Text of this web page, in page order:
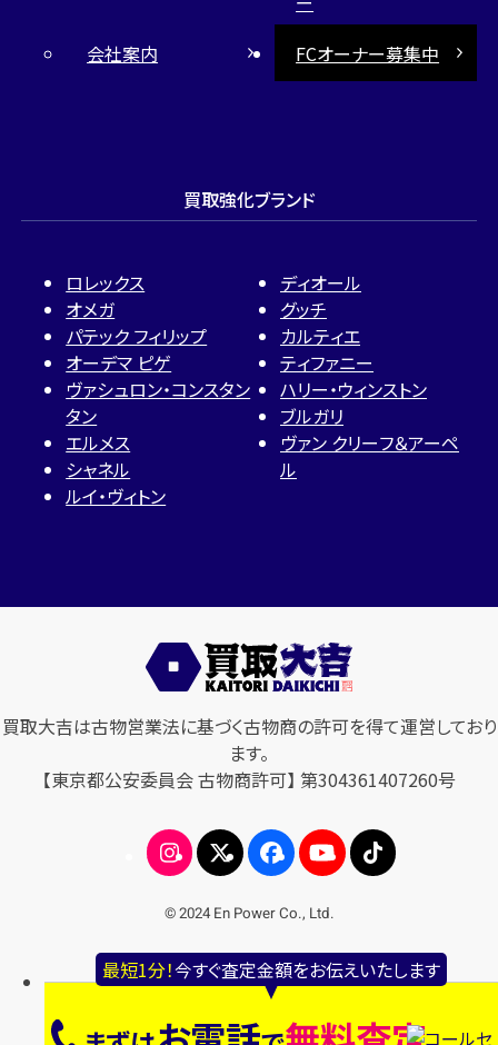
最短1分！今すぐ査定金額をお伝えいたします
会社案内
FCオーナー募集中
買取強化ブランド
ロレックス
オメガ
パテック フィリップ
オーデマ ピゲ
ヴァシュロン・コンスタン
タン
エルメス
シャネル
ルイ・ヴィトン
ディオール
グッチ
カルティエ
ティファニー
ハリー・ウィンストン
ブルガリ
ヴァン クリーフ＆アーペ
ル
買取大吉は古物営業法に基づく古物商の許可を得て運営しており
ます。
【東京都公安委員会 古物商許可】 第304361407260号
© 2024 En Power Co., Ltd.